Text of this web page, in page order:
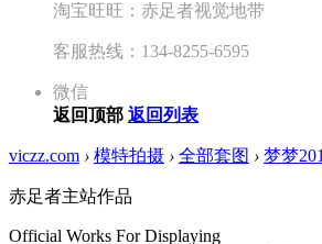
淘宝旺旺：赤足者视觉地带
客服热线：134-8255-6595
微信
返回顶部 返回列表
viczz.com › 模特拍摄 › 全部套图 › 梦梦
赤足者主站作品
Official Works For Displaying